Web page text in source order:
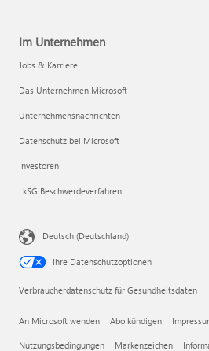
Im Unternehmen
Jobs & Karriere
Das Unternehmen Microsoft
Unternehmensnachrichten
Datenschutz bei Microsoft
Investoren
LkSG Beschwerdeverfahren
Deutsch (Deutschland)
Ihre Datenschutzoptionen
Verbraucherdatenschutz für Gesundheitsdaten
An Microsoft wenden Abo kündigen
Nutzungsbedingungen Markenzeichen